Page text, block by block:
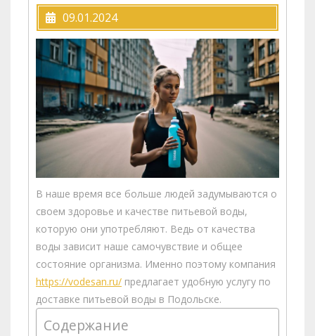
09.01.2024
В наше время все больше людей задумываются о
своем здоровье и качестве питьевой воды,
которую они употребляют. Ведь от качества
воды зависит наше самочувствие и общее
состояние организма. Именно поэтому компания
https://vodesan.ru/ предлагает удобную услугу по
доставке питьевой воды в Подольске.
Содержание